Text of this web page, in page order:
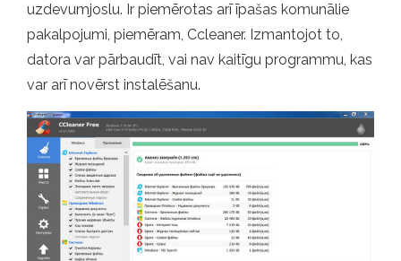
uzdevumjoslu. Ir piemērotas arī īpašas komunālie
pakalpojumi, piemēram, Ccleaner. Izmantojot to,
datora var pārbaudīt, vai nav kaitīgu programmu, kas
var arī novērst instalēšanu.